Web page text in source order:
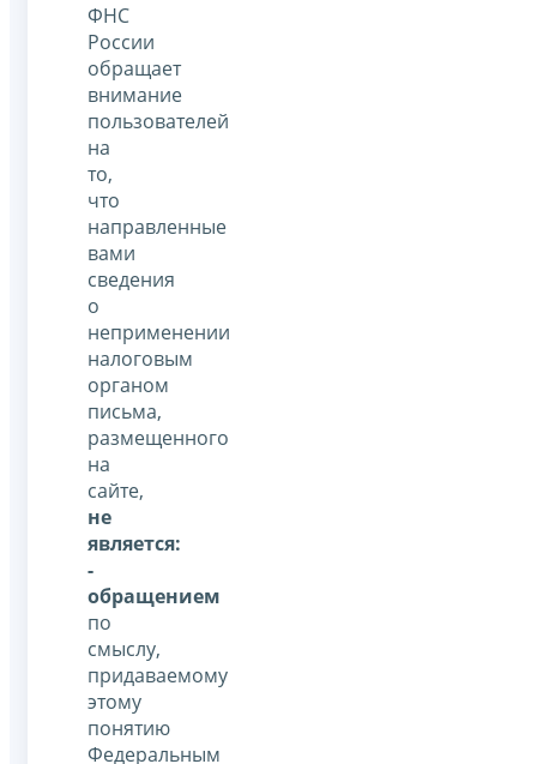
ФНС
России
обращает
внимание
пользователей
на
то,
что
направленные
вами
сведения
о
неприменении
налоговым
органом
письма,
размещенного
на
сайте,
не
является:
-
обращением
по
смыслу,
придаваемому
этому
понятию
Федеральным